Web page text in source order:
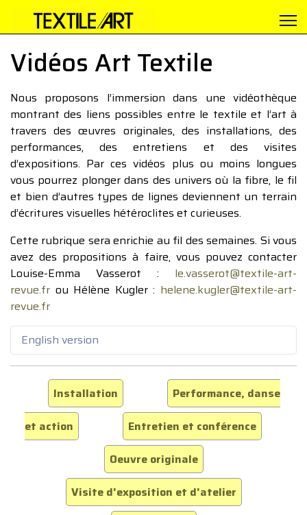
Vidéos Art Textile
Nous proposons l’immersion dans une vidéothèque
montrant des liens possibles entre le textile et l’art à
travers des œuvres originales, des installations, des
performances, des entretiens et des visites
d’expositions. Par ces vidéos plus ou moins longues
vous pourrez plonger dans des univers où la fibre, le fil
et bien d’autres types de lignes deviennent un terrain
d’écritures visuelles hétéroclites et curieuses.
Cette rubrique sera enrichie au fil des semaines. Si vous
avez des propositions à faire, vous pouvez contacter
Louise-Emma Vasserot : le.vasserot@textile-art-
revue.fr ou Hélène Kugler : helene.kugler@textile-art-
revue.fr
English version
Installation
Performance, danse
et action
Entretien et conférence
Oeuvre originale
Visite d'exposition et d'atelier